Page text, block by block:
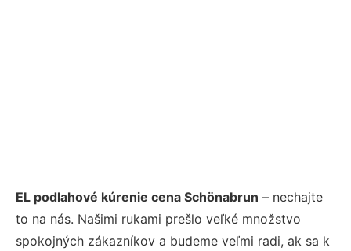
EL podlahové kúrenie cena Schönabrun – nechajte
to na nás. Našimi rukami prešlo veľké množstvo
spokojných zákazníkov a budeme veľmi radi, ak sa k